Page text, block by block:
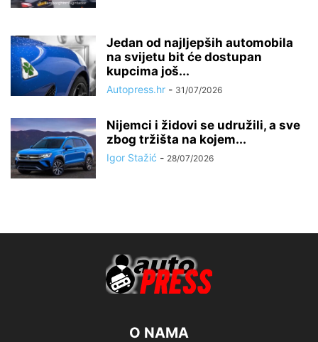
Jedan od najljepših automobila
na svijetu bit će dostupan
kupcima još...
Autopress.hr - 31/07/2026
Nijemci i židovi se udružili, a sve
zbog tržišta na kojem...
Igor Stažić - 28/07/2026
O NAMA